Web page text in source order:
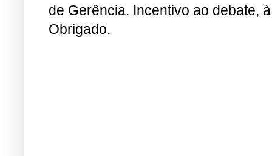
de Gerência. Incentivo ao debate,
Obrigado.